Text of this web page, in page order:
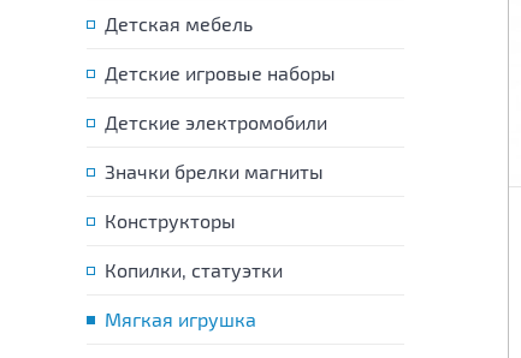
Детская мебель
Детские игровые наборы
Детские электромобили
Значки брелки магниты
Конструкторы
Копилки, статуэтки
Мягкая игрушка
835 р.